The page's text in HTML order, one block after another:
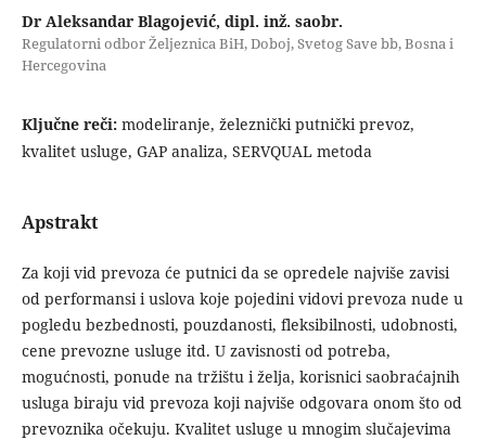
Dr Aleksandar Blagojević, dipl. inž. saobr.
Regulatorni odbor Željeznica BiH, Doboj, Svetog Save bb, Bosna i
Hercegovina
Ključne reči: modeliranje, železnički putnički prevoz,
kvalitet usluge, GAP analiza, SERVQUAL metoda
Apstrakt
Za koji vid prevoza će putnici da se opredele najviše zavisi
od performansi i uslova koje pojedini vidovi prevoza nude u
pogledu bezbednosti, pouzdanosti, fleksibilnosti, udobnosti,
cene prevozne usluge itd. U zavisnosti od potreba,
mogućnosti, ponude na tržištu i želja, korisnici saobraćajnih
usluga biraju vid prevoza koji najviše odgovara onom što od
prevoznika očekuju. Kvalitet usluge u mnogim slučajevima